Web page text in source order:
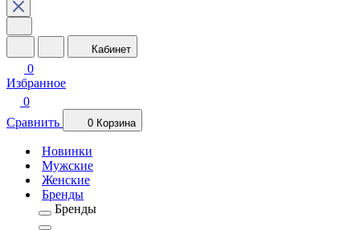
Кабинет
0
Избранное
0
Сравнить
0 Корзина
Новинки
Мужские
Женские
Бренды
Бренды